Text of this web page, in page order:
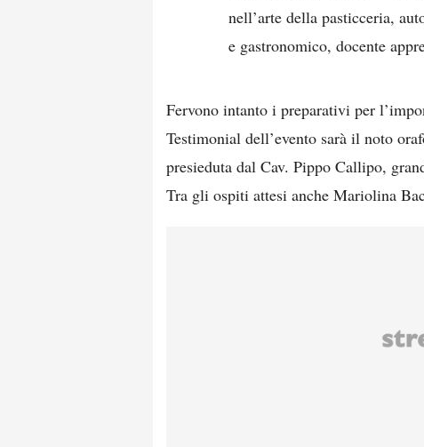
nell’arte della pasticceria,
e gastronomico, docente
Fervono intanto i preparativi per
Testimonial dell’evento sarà il noto
presieduta dal Cav. Pippo Callipo,
Tra gli ospiti attesi anche Mariolina